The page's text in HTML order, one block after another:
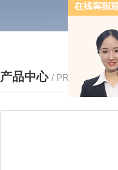
产品中心 / PRODUCTS